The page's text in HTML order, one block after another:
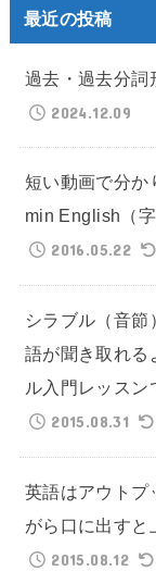
最近の投稿
過去・過去分詞
2024.12.09
短い動画で分か
min English（
2016.05.22
シラブル（音
語が聞き取れる
ル入門レッスン
2015.08.31
英語はアウトプ
がら口に出すと
2015.08.12